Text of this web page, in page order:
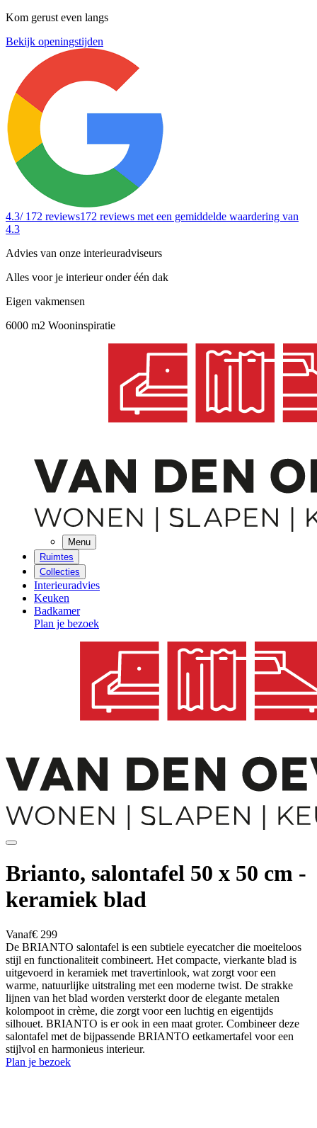
Kom gerust even langs
Bekijk openingstijden
4.3/ 172 reviews172 reviews met een gemiddelde waardering van
4.3
Advies van onze interieuradviseurs
Alles voor je interieur onder één dak
Eigen vakmensen
6000 m2 Wooninspiratie
Menu
Ruimtes
Collecties
Interieuradvies
Keuken
Badkamer
Plan je bezoek
Brianto, salontafel 50 x 50 cm -
keramiek blad
Vanaf€ 299
De BRIANTO salontafel is een subtiele eyecatcher die moeiteloos
stijl en functionaliteit combineert. Het compacte, vierkante blad is
uitgevoerd in keramiek met travertinlook, wat zorgt voor een
warme, natuurlijke uitstraling met een moderne twist. De strakke
lijnen van het blad worden versterkt door de elegante metalen
kolompoot in crème, die zorgt voor een luchtig en eigentijds
silhouet. BRIANTO is er ook in een maat groter. Combineer deze
salontafel met de bijpassende BRIANTO eetkamertafel voor een
stijlvol en harmonieus interieur.
Plan je bezoek